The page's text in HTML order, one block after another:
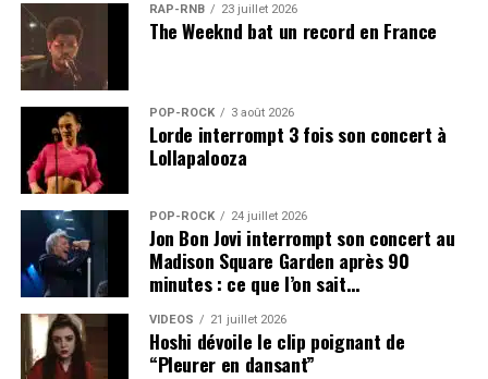
RAP-RNB 23 juillet 2026
The Weeknd bat un record en France
POP-ROCK 3 août 2026
Lorde interrompt 3 fois son concert à
Lollapalooza
POP-ROCK 24 juillet 2026
Jon Bon Jovi interrompt son concert au
Madison Square Garden après 90
minutes : ce que l’on sait…
VIDEOS 21 juillet 2026
Hoshi dévoile le clip poignant de
“Pleurer en dansant”